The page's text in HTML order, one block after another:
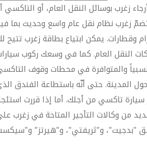
زغرب بوسائل النقل العام، أو التاكسي
زغرب نظام نقل عام واسع وحديث بما
وقطارات. يمكن ابتياع بطاقة زغرب تتيح
النقل العام. كما في وسعك ركوب
والمتوافرة في محطات وقوف
المدينة. حتى أنّه باستطاعة الفندق
تاكسي من أجلك. أما إذا قررت
من وكالات التأجير المتاحة في زغرب